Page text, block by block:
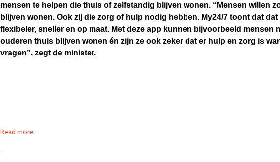
mensen te helpen die thuis of zelfstandig blijven wonen. “Mensen willen
blijven wonen. Ook zij die zorg of hulp nodig hebben. My24/7 toont dat
flexibeler, sneller en op maat. Met deze app kunnen bijvoorbeeld mensen
ouderen thuis blijven wonen én zijn ze ook zeker dat er hulp en zorg is
vragen”, zegt de minister.
Read more